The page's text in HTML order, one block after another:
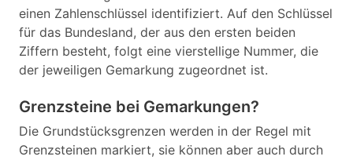
einen Zahlenschlüssel identifiziert. Auf den Schlüssel
für das Bundesland, der aus den ersten beiden
Ziffern besteht, folgt eine vierstellige Nummer, die
der jeweiligen Gemarkung zugeordnet ist.
Grenzsteine bei Gemarkungen?
Die Grundstücksgrenzen werden in der Regel mit
Grenzsteinen markiert, sie können aber auch durch